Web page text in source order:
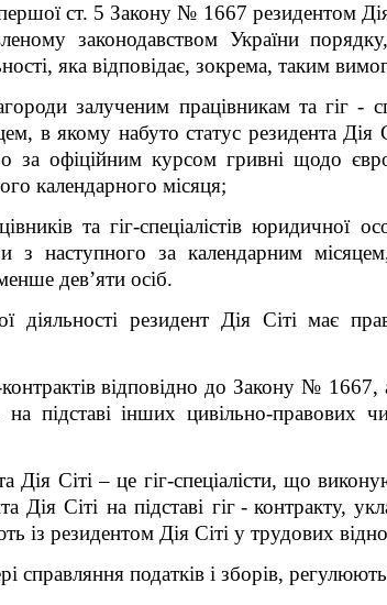
ст. 5 Закону № 1667 резидентом
законодавством України
яка відповідає, зокрема, таким
залученим працівникам та гіг -
в якому набуто статус резидента Дія
за офіційним курсом гривні щодо
календарного місяця;
та гіг-спеціалістів
з наступного за календарним
дев’яти осіб.
діяльності резидент Дія Сіті має
контрактів відповідно до Закону №
підставі інших цивільно-правових
Дія Сіті – це гіг-спеціалісти, що
Дія Сіті на підставі гіг - контракту,
із резидентом Дія Сіті у трудових
справляння податків і зборів,